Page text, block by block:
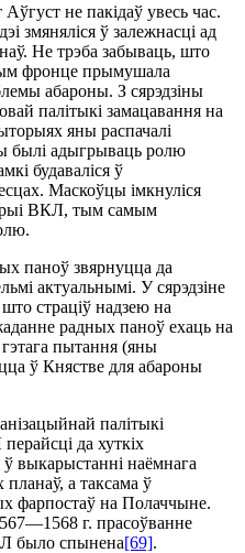
не пакідаў увесь час.
змяняліся ў залежнасці ад
Не трэба забываць, што
фронце прымушала
абароны. З сярэдзіны
палітыкі замацавання на
яны распачалі
былі адыгрываць ролю
будаваліся ў
Маскоўцы імкнуліся
ВКЛ, тым самым
паноў звярнуцца да
актуальнымі. У ся­рэдзі­не
страціў на­дзею на
радных паноў ехаць на
пытання (яны
ў Княстве для абароны
палітыкі
да хуткіх
ў выкарыстанні наёмнага
а таксама ў
фарпостаў на Полаччыне.
г. прасоўванне
было спынена[69].